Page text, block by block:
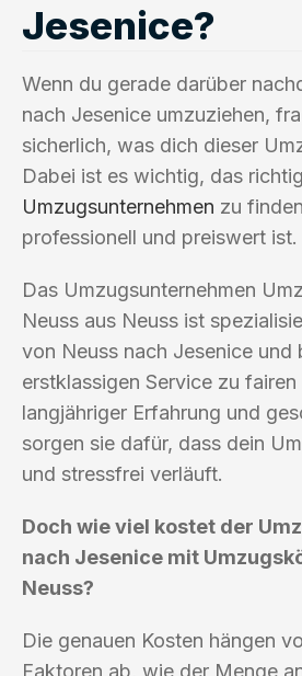
Jesenice?
Wenn du gerade darüber
nach Jesenice umzuziehen,
sicherlich, was dich dieser
Dabei ist es wichtig, das
Umzugsunternehmen zu
professionell und preiswert ist.
Das Umzugsunternehmen
Neuss aus Neuss ist
von Neuss nach Jesenice und
erstklassigen Service zu
langjähriger Erfahrung und
sorgen sie dafür, dass dein
und stressfrei verläuft.
Doch wie viel kostet der
nach Jesenice mit
Neuss?
Die genauen Kosten hängen
Faktoren ab, wie der Menge